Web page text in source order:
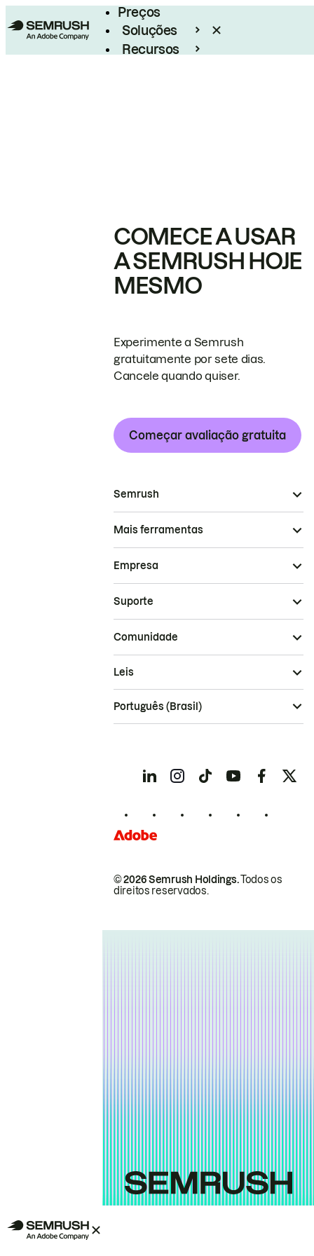
Preços
Soluções
Recursos
COMECE A USAR
A SEMRUSH HOJE
MESMO
Experimente a Semrush
gratuitamente por sete dias.
Cancele quando quiser.
Começar avaliação gratuita
Semrush
Mais ferramentas
Empresa
Suporte
Comunidade
© 2026 Semrush Holdings.Todos os
direitos reservados.
Leis
Português (Brasil)